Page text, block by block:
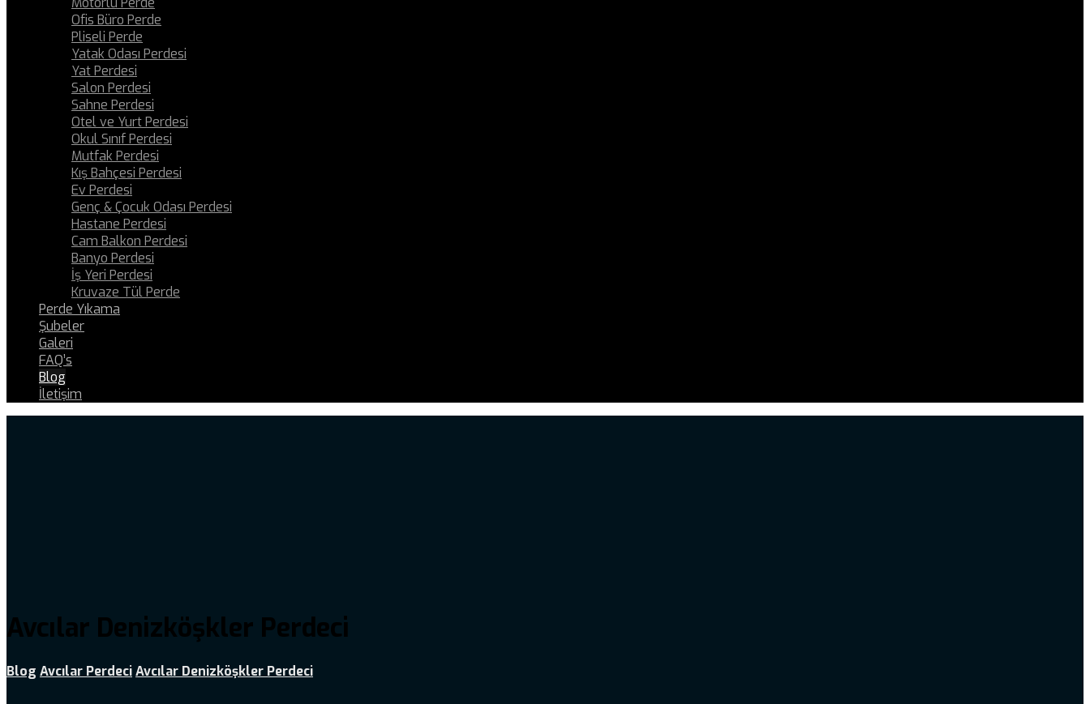
Ofis Büro Perde
Pliseli Perde
Yatak Odası Perdesi
Yat Perdesi
Salon Perdesi
Sahne Perdesi
Otel ve Yurt Perdesi
Okul Sınıf Perdesi
Mutfak Perdesi
Kış Bahçesi Perdesi
Ev Perdesi
Genç & Çocuk Odası Perdesi
Hastane Perdesi
Cam Balkon Perdesi
Banyo Perdesi
İş Yeri Perdesi
Kruvaze Tül Perde
Perde Yıkama
Şubeler
Galeri
FAQ’s
Blog
İletişim
Avcılar Denizköşkler Perdeci
Blog Avcılar PerdeciAvcılar Denizköşkler Perdeci